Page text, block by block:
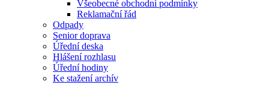
Všeobecné obchodní podmínky
Reklamační řád
Odpady
Senior doprava
Úřední deska
Hlášení rozhlasu
Úřední hodiny
Ke stažení archív